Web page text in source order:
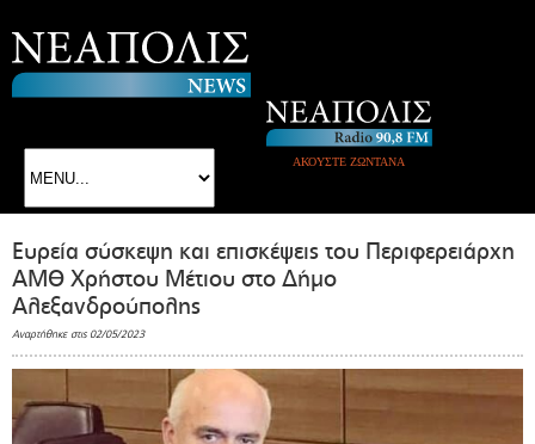
ΑΚΟΥΣΤΕ ΖΩΝΤΑΝΑ
Ευρεία σύσκεψη και επισκέψεις του Περιφερειάρχη
ΑΜΘ Χρήστου Μέτιου στο Δήμο
Αλεξανδρούπολης
Αναρτήθηκε στις 02/05/2023